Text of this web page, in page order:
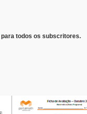
para todos os subscritores.